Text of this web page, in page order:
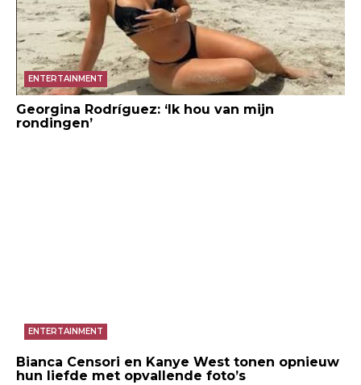
ENTERTAINMENT
Georgina Rodríguez: ‘Ik hou van mijn
rondingen’
ENTERTAINMENT
Bianca Censori en Kanye West tonen opnieuw
hun liefde met opvallende foto’s